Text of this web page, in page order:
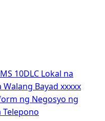
10DLC Lokal na
Bayad xxxxx
ng Negosyo ng
Telepono